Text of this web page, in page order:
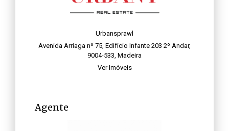
Urbansprawl
Avenida Arriaga nº 75, Edifício Infante 203 2º Andar,
9004-533, Madeira
Ver Imóveis
Agente